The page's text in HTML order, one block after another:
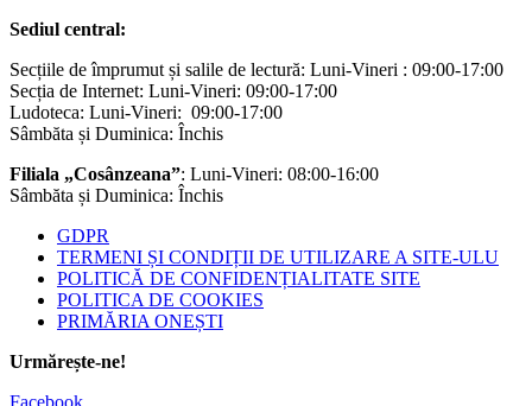
Sediul central:
Secțiile de împrumut și salile de lectură: Luni-Vineri : 09:00-17:00
Secția de Internet: Luni-Vineri: 09:00-17:00
Ludoteca: Luni-Vineri: 09:00-17:00
Sâmbăta și Duminica: Închis
Filiala „Cosânzeana”: Luni-Vineri: 08:00-16:00
Sâmbăta și Duminica: Închis
GDPR
TERMENI ȘI CONDIȚII DE UTILIZARE A SITE-ULU
POLITICĂ DE CONFIDENȚIALITATE SITE
POLITICA DE COOKIES
PRIMĂRIA ONEȘTI
Urmărește-ne!
Facebook